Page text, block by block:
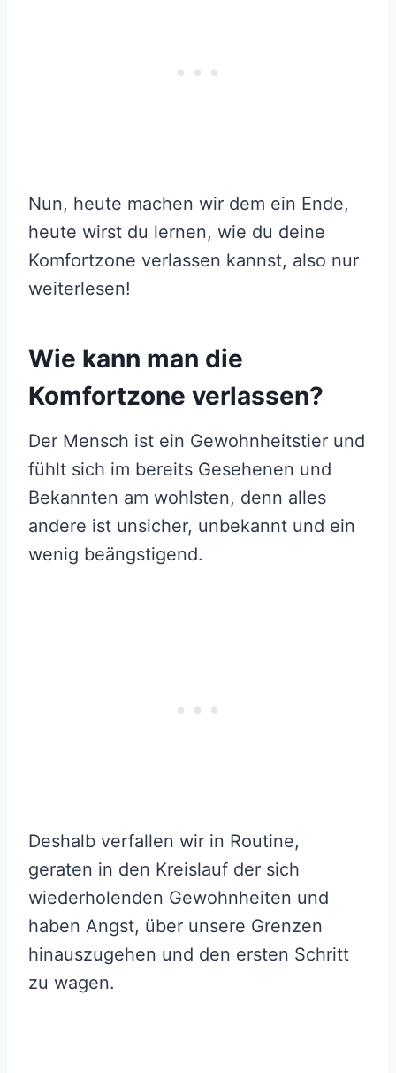
Nun, heute machen wir dem ein Ende,
heute wirst du lernen, wie du deine
Komfortzone verlassen kannst, also nur
weiterlesen!
Wie kann man die
Komfortzone verlassen?
Der Mensch ist ein Gewohnheitstier und
fühlt sich im bereits Gesehenen und
Bekannten am wohlsten, denn alles
andere ist unsicher, unbekannt und ein
wenig beängstigend.
Deshalb verfallen wir in Routine,
geraten in den Kreislauf der sich
wiederholenden Gewohnheiten und
haben Angst, über unsere Grenzen
hinauszugehen und den ersten Schritt
zu wagen.